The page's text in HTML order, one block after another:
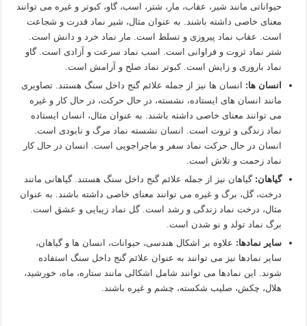
حیواناتی مانند شیر، عقاب، مار، شتر، اسب، گاو، کبوتر و غیره می توانند
معنای خاصی داشته باشند. به عنوان مثال، شیر نماد قدرت و شجاعت
است. عقاب نماد پیروزی و تسلط است. مار نماد خرد و دانش است.
شتر نماد ثروت و فراوانی است. اسب نماد سرعت و آزادی است. گاو
نماد باروری و زایش است. کبوتر نماد صلح و آرامش است.
انسان ها: انسان ها نیز از جمله علائم گنج داخل سنگ هستند. تصاویری
مانند انسان های ایستاده، نشسته، در حال حرکت، در حال کار و غیره
می توانند معنای خاصی داشته باشند. به عنوان مثال، انسان ایستاده
نماد زندگی و ثروت است. انسان نشسته نماد مرگ و نابودی است.
انسان در حال حرکت نماد سفر و ماجراجویی است. انسان در حال کار
نماد زحمت و تلاش است.
گیاهان: گیاهان نیز از جمله علائم گنج داخل سنگ هستند. گیاهانی مانند
درخت، گل، برگ و غیره می توانند معنای خاصی داشته باشند. به عنوان
مثال، درخت نماد زندگی و رشد است. گل نماد زیبایی و عشق است.
برگ نماد تولد و نو شدن است.
سایر نمادها: علاوه بر اشکال هندسی، حیوانات، انسان ها و گیاهان،
سایر نمادها نیز می توانند به عنوان علائم گنج داخل سنگ استفاده
شوند. این نمادها می توانند شامل اشکالی مانند ستاره، ماه، خورشید،
هلال، چکش، صلیب شکسته، چشم و غیره باشند.